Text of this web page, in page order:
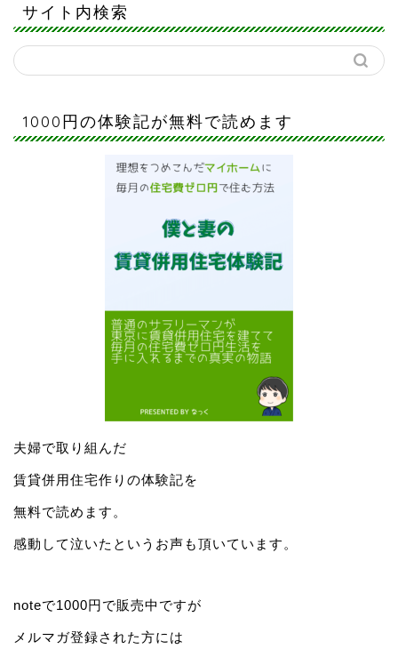
サイト内検索
1000円の体験記が無料で読めます
夫婦で取り組んだ
賃貸併用住宅作りの体験記を
無料で読めます。
感動して泣いたというお声も頂いています。
noteで1000円で販売中ですが
メルマガ登録された方には